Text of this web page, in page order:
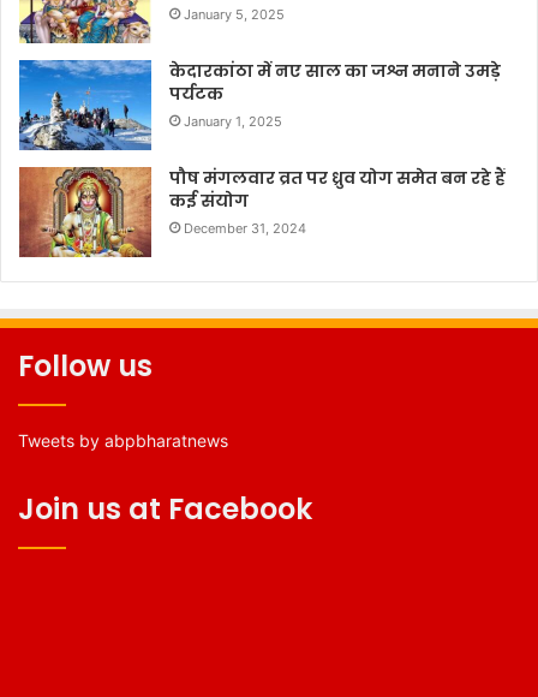
January 5, 2025
केदारकांठा में नए साल का जश्न मनाने उमड़े
पर्यटक
January 1, 2025
पौष मंगलवार व्रत पर ध्रुव योग समेत बन रहे हैं
कई संयोग
December 31, 2024
Follow us
Tweets by abpbharatnews
Join us at Facebook